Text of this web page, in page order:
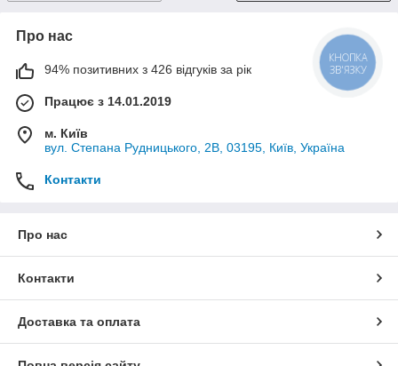
Про нас
94% позитивних з 426 відгуків за рік
Працює з 14.01.2019
м. Київ
вул. Степана Рудницького, 2В, 03195, Київ, Україна
Контакти
Про нас
Контакти
Доставка та оплата
КНОПКА
ЗВ'ЯЗКУ